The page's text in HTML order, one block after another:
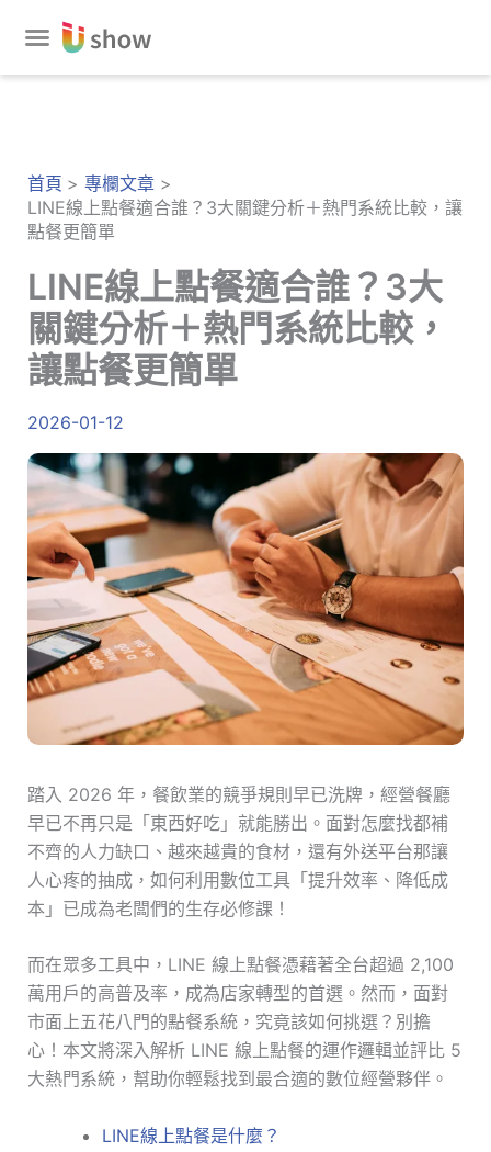
主
首頁
專欄文章
LINE線上點餐適合誰？3大關鍵分析＋熱門系統比較，讓
點餐更簡單
LINE線上點餐適合誰？3大
關鍵分析＋熱門系統比較，
讓點餐更簡單
2026-01-12
踏入 2026 年，餐飲業的競爭規則早已洗牌，經營餐廳
早已不再只是「東西好吃」就能勝出。面對怎麼找都補
不齊的人力缺口、越來越貴的食材，還有外送平台那讓
人心疼的抽成，如何利用數位工具「提升效率、降低成
本」已成為老闆們的生存必修課！
而在眾多工具中，LINE 線上點餐憑藉著全台超過 2,100
萬用戶的高普及率，成為店家轉型的首選。然而，面對
市面上五花八門的點餐系統，究竟該如何挑選？別擔
心！本文將深入解析 LINE 線上點餐的運作邏輯並評比 5
大熱門系統，幫助你輕鬆找到最合適的數位經營夥伴。
LINE線上點餐是什麼？